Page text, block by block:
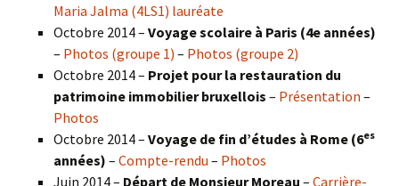
Maria Jalma (4LS1) lauréate
Octobre 2014 – Voyage scolaire à Paris (4e années)
– Photos (groupe 1) – Photos (groupe 2)
Octobre 2014 – Projet pour la restauration du
patrimoine immobilier bruxellois – Présentation –
Photos
Octobre 2014 – Voyage de fin d’études à Rome (6es
années) – Compte-rendu – Photos
Juin 2014 – Départ de Monsieur Moreau – Carrière-